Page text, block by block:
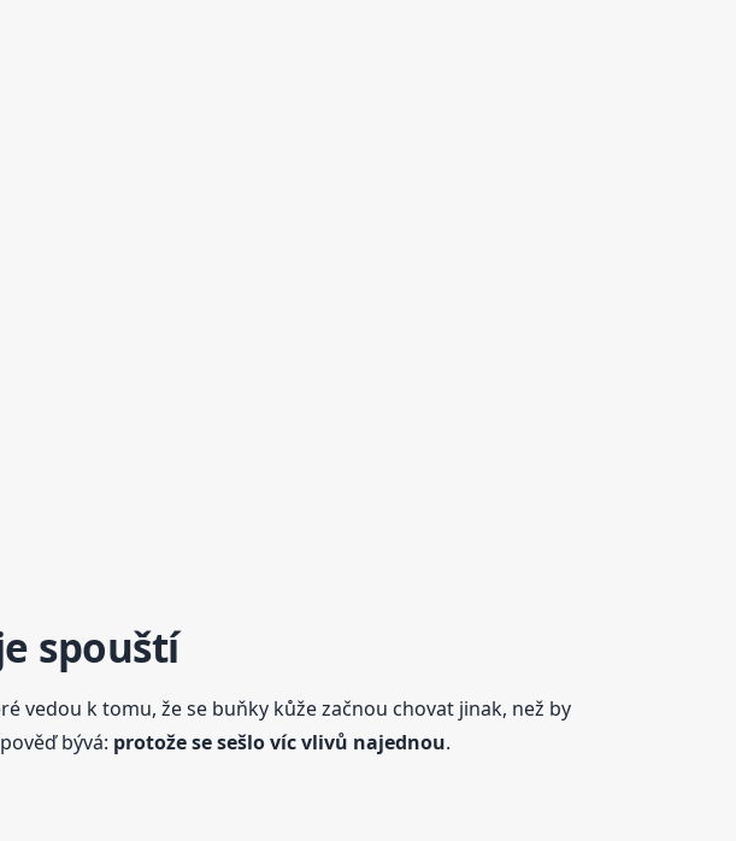
spouští
vedou k tomu, že se buňky kůže začnou chovat jinak, než by
bývá: protože se sešlo víc vlivů najednou.